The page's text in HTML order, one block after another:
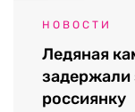
НОВОСТИ
Ледяная
россиянку